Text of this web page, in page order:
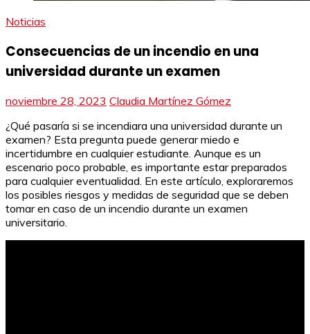
Noticias
Consecuencias de un incendio en una
universidad durante un examen
noviembre 28, 2023 Claudia Martínez Gómez
¿Qué pasaría si se incendiara una universidad durante un
examen? Esta pregunta puede generar miedo e
incertidumbre en cualquier estudiante. Aunque es un
escenario poco probable, es importante estar preparados
para cualquier eventualidad. En este artículo, exploraremos
los posibles riesgos y medidas de seguridad que se deben
tomar en caso de un incendio durante un examen
universitario.